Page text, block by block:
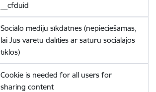
__cfduid
Sociālo mediju sīkdatnes (nepieciešamas,
lai Jūs varētu dalīties ar saturu sociālajos
tīklos)
Cookie is needed for all users for
sharing content